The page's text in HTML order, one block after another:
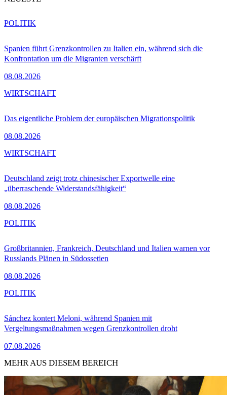
Spanien führt Grenzkontrollen zu Italien ein, während sich die
Konfrontation um die Migranten verschärft
08.08.2026
POLITIK
Das eigentliche Problem der europäischen Migrationspolitik
08.08.2026
WIRTSCHAFT
Deutschland zeigt trotz chinesischer Exportwelle eine
„überraschende Widerstandsfähigkeit“
08.08.2026
WIRTSCHAFT
Großbritannien, Frankreich, Deutschland und Italien warnen vor
Russlands Plänen in Südossetien
08.08.2026
POLITIK
Sánchez kontert Meloni, während Spanien mit
Vergeltungsmaßnahmen wegen Grenzkontrollen droht
07.08.2026
POLITIK
MEHR AUS DIESEM BEREICH